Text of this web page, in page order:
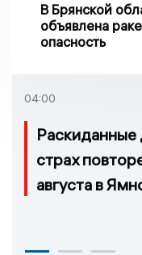
В Брянской
объявлена
опасность
04:00
Раскиданные
страх
августа в